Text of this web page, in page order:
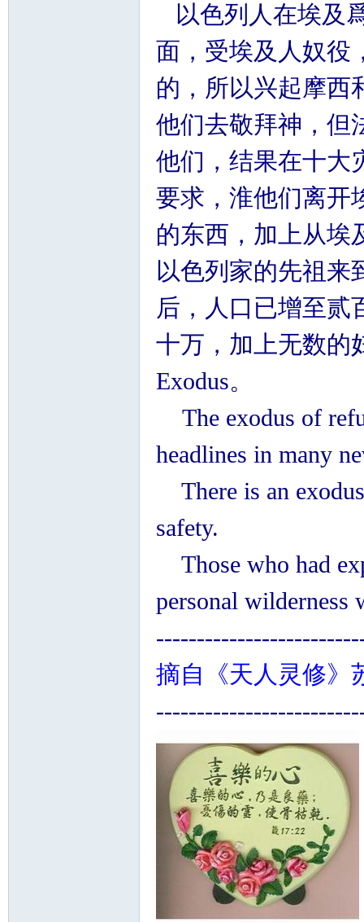
以色列人在埃及
面，受埃及人奴役
的，所以兴起摩西
他们去敬拜神，但
他们，结果在十大
要求，淮他们离开
的东西，加上从埃
以色列家的先祖来
后，人口已增至贰
十万，加上无数的
Exodus。
The exodus of
headlines in many
There is an
safety.
Those who had
personal wilderness
摘自《天人灵修》